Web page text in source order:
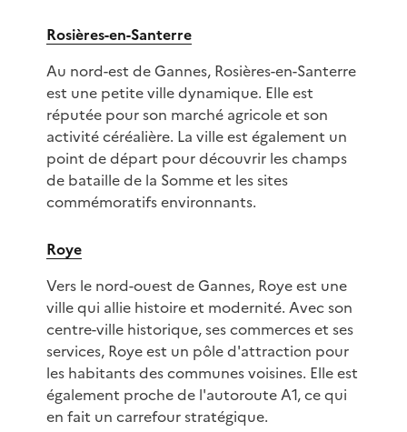
Rosières-en-Santerre
Au nord-est de Gannes, Rosières-en-Santerre
est une petite ville dynamique. Elle est
réputée pour son marché agricole et son
activité céréalière. La ville est également un
point de départ pour découvrir les champs
de bataille de la Somme et les sites
commémoratifs environnants.
Roye
Vers le nord-ouest de Gannes, Roye est une
ville qui allie histoire et modernité. Avec son
centre-ville historique, ses commerces et ses
services, Roye est un pôle d'attraction pour
les habitants des communes voisines. Elle est
également proche de l'autoroute A1, ce qui
en fait un carrefour stratégique.